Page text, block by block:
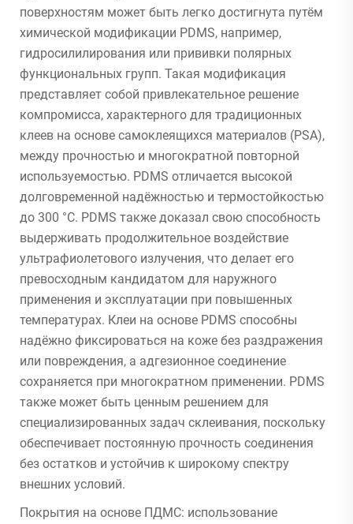
поверхностям может быть легко достигнута путём
химической модификации PDMS, например,
гидросилилирования или прививки полярных
функциональных групп. Такая модификация
представляет собой привлекательное решение
компромисса, характерного для традиционных
клеев на основе самоклеящихся материалов (PSA),
между прочностью и многократной повторной
используемостью. PDMS отличается высокой
долговременной надёжностью и термостойкостью
до 300 °C. PDMS также доказал свою способность
выдерживать продолжительное воздействие
ультрафиолетового излучения, что делает его
превосходным кандидатом для наружного
применения и эксплуатации при повышенных
температурах. Клеи на основе PDMS способны
надёжно фиксироваться на коже без раздражения
или повреждения, а адгезионное соединение
сохраняется при многократном применении. PDMS
также может быть ценным решением для
специализированных задач склеивания, поскольку
обеспечивает постоянную прочность соединения
без остатков и устойчив к широкому спектру
внешних условий.
Покрытия на основе ПДМС: использование